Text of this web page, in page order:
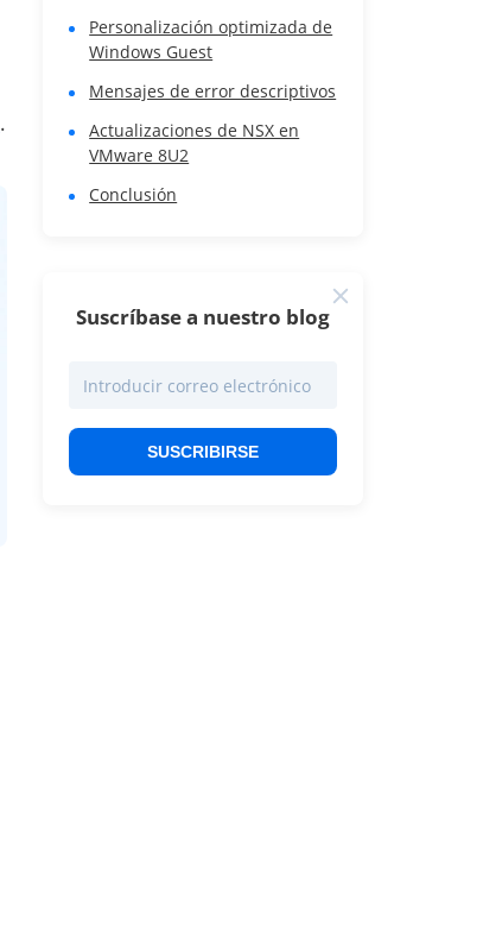
.
Personalización optimizada de
Windows Guest
Mensajes de error descriptivos
Actualizaciones de NSX en
VMware 8U2
Conclusión
Suscríbase a nuestro blog
SUSCRIBIRSE